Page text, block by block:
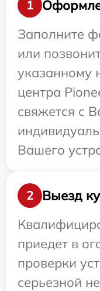
1
Заполните
или
указанному
центра
свяжется с
Вашего
2
Выезд
приедет в
проверки
серьезной